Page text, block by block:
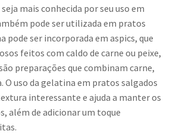
mais conhecida por seu uso em
pode ser utilizada em pratos
pode ser incorporada em aspics, que
feitos com caldo de carne ou peixe,
preparações que combinam carne,
O uso da gelatina em pratos salgados
interessante e ajuda a manter os
além de adicionar um toque